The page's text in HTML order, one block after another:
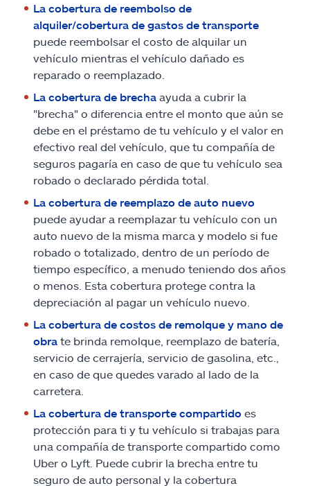
La cobertura de reembolso de
alquiler/cobertura de gastos de transporte
puede reembolsar el costo de alquilar un
vehículo mientras el vehículo dañado es
reparado o reemplazado.
La cobertura de brecha ayuda a cubrir la
"brecha" o diferencia entre el monto que aún se
debe en el préstamo de tu vehículo y el valor en
efectivo real del vehículo, que tu compañía de
seguros pagaría en caso de que tu vehículo sea
robado o declarado pérdida total.
La cobertura de reemplazo de auto nuevo
puede ayudar a reemplazar tu vehículo con un
auto nuevo de la misma marca y modelo si fue
robado o totalizado, dentro de un período de
tiempo específico, a menudo teniendo dos años
o menos. Esta cobertura protege contra la
depreciación al pagar un vehículo nuevo.
La cobertura de costos de remolque y mano de
obra te brinda remolque, reemplazo de batería,
servicio de cerrajería, servicio de gasolina, etc.,
en caso de que quedes varado al lado de la
carretera.
La cobertura de transporte compartido es
protección para ti y tu vehículo si trabajas para
una compañía de transporte compartido como
Uber o Lyft. Puede cubrir la brecha entre tu
seguro de auto personal y la cobertura